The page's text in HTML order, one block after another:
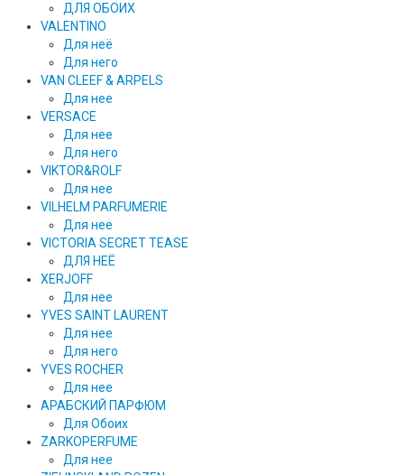
ДЛЯ ОБОИХ
VALENTINO
Для неё
Для него
VAN CLEEF & ARPELS
Для нее
VERSACE
Для нее
Для него
VIKTOR&ROLF
Для нее
VILHELM PARFUMERIE
Для нее
VICTORIA SECRET TEASE
ДЛЯ НЕЁ
XERJOFF
Для нее
YVES SAINT LAURENT
Для нее
Для него
YVES ROCHER
Для нее
АРАБСКИЙ ПАРФЮМ
Для Обоих
ZARKOPERFUME
Для нее